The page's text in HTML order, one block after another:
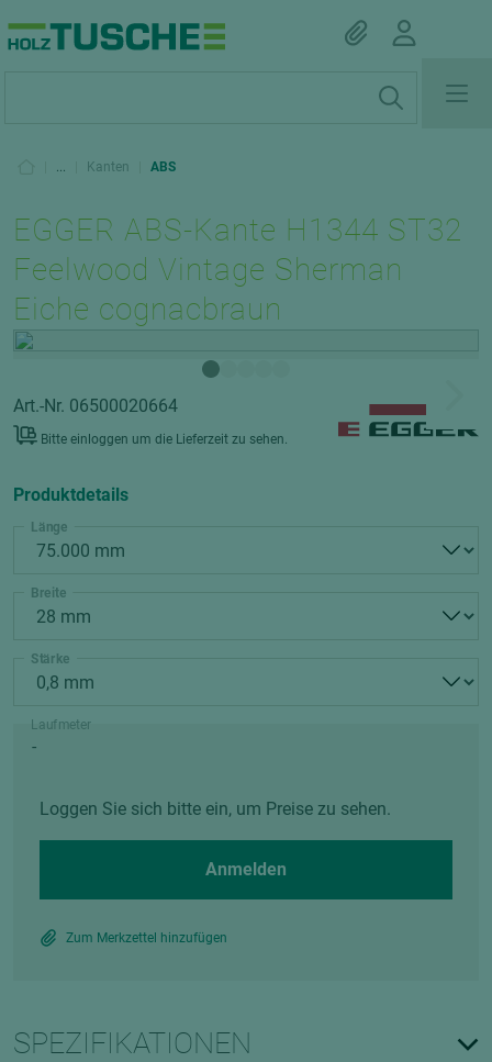
... Kanten ABS
EGGER ABS-Kante H1344 ST32
Feelwood Vintage Sherman
Eiche cognacbraun
Art.-Nr. 06500020664
Bitte einloggen um die Lieferzeit zu sehen.
Produktdetails
Länge
Breite
Stärke
Laufmeter
Loggen Sie sich bitte ein, um Preise zu sehen.
Anmelden
Zum Merkzettel hinzufügen
SPEZIFIKATIONEN